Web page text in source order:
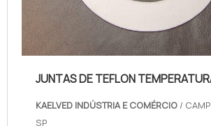
JUNTAS DE TEFLON
KAELVED INDÚSTRIA E COMÉRCIO /
SP